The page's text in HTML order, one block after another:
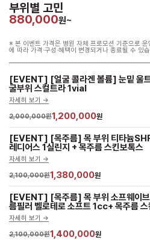
부위별 고민
880,000원~
※ 본 이벤트 가격은 병원 자체 프로모션 기준으로
에 따라 가격·구성·혜택이 변경되거나 종료될 수 있
[EVENT] [얼굴 콜라겐 볼륨] 눈밑 울
굴부위 스컬트라 1vial
자세히 보기 ->
2,000,000원1,200,000원
[EVENT] [목주름] 목 부위 티타늄
레디어스 1실린지 + 목주름 스킨보톡스
자세히 보기 ->
2,100,000원1,380,000원
[EVENT] [목주름] 목 부위 소프웨이
름필러 벨로테로 소프트 1cc+ 목주름
자세히 보기 ->
2,100,000원1,400,000원